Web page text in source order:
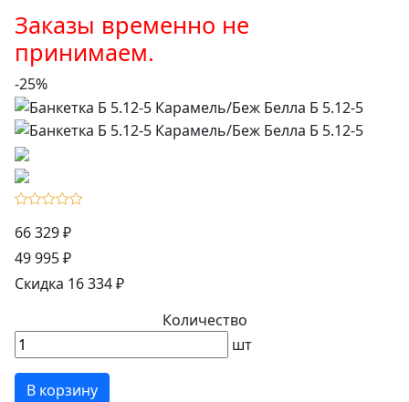
Заказы временно не
принимаем.
-25%
66 329 ₽
49 995 ₽
Скидка 16 334 ₽
Количество
шт
В корзину